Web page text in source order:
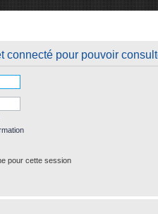
connecté pour pouvoir
pour cette session